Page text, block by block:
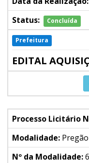
Status:
Concluída
Prefeitura
EDITAL
Processo Licitário
Modalidade: Pregão
Nº da Modalidade: